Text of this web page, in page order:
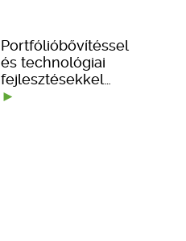
Portfólióbővítéssel
és technológiai
fejlesztésekkel…